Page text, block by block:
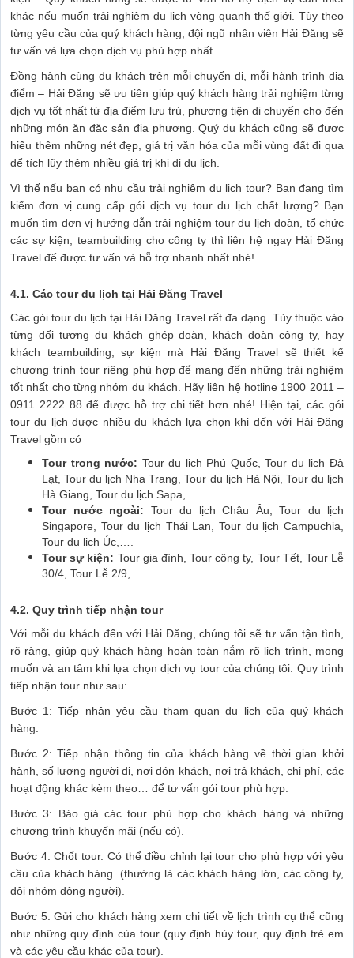
khác nếu muốn trải nghiệm du lịch vòng quanh thế giới. Tùy theo
từng yêu cầu của quý khách hàng, đội ngũ nhân viên Hải Đăng sẽ
tư vấn và lựa chọn dịch vụ phù hợp nhất.
Đồng hành cùng du khách trên mỗi chuyến đi, mỗi hành trình địa
điểm – Hải Đăng sẽ ưu tiên giúp quý khách hàng trải nghiệm từng
dịch vụ tốt nhất từ địa điểm lưu trú, phương tiện di chuyển cho đến
những món ăn đặc sản địa phương. Quý du khách cũng sẽ được
hiểu thêm những nét đẹp, giá trị văn hóa của mỗi vùng đất đi qua
để tích lũy thêm nhiều giá trị khi đi du lịch.
Vì thế nếu bạn có nhu cầu trải nghiệm du lịch tour? Bạn đang tìm
kiếm đơn vị cung cấp gói dịch vụ tour du lịch chất lượng? Bạn
muốn tìm đơn vị hướng dẫn trải nghiệm tour du lịch đoàn, tổ chức
các sự kiện, teambuilding cho công ty thì liên hệ ngay Hải Đăng
Travel để được tư vấn và hỗ trợ nhanh nhất nhé!
4.1. Các tour du lịch tại Hải Đăng Travel
Các gói tour du lịch tại Hải Đăng Travel rất đa dạng. Tùy thuộc vào
từng đối tượng du khách ghép đoàn, khách đoàn công ty, hay
khách teambuilding, sự kiện mà Hải Đăng Travel sẽ thiết kế
chương trình tour riêng phù hợp để mang đến những trải nghiệm
tốt nhất cho từng nhóm du khách. Hãy liên hệ hotline 1900 2011 –
0911 2222 88 để được hỗ trợ chi tiết hơn nhé! Hiện tại, các gói
tour du lịch được nhiều du khách lựa chọn khi đến với Hải Đăng
Travel gồm có
Tour trong nước: Tour du lịch Phú Quốc, Tour du lịch Đà
Lạt, Tour du lịch Nha Trang, Tour du lịch Hà Nội, Tour du lịch
Hà Giang, Tour du lịch Sapa,….
Tour nước ngoài: Tour du lịch Châu Âu, Tour du lịch
Singapore, Tour du lịch Thái Lan, Tour du lịch Campuchia,
Tour du lịch Úc,….
Tour sự kiện: Tour gia đình, Tour công ty, Tour Tết, Tour Lễ
30/4, Tour Lễ 2/9,…
4.2. Quy trình tiếp nhận tour
Với mỗi du khách đến với Hải Đăng, chúng tôi sẽ tư vấn tận tình,
rõ ràng, giúp quý khách hàng hoàn toàn nắm rõ lịch trình, mong
muốn và an tâm khi lựa chọn dịch vụ tour của chúng tôi. Quy trình
tiếp nhận tour như sau:
Bước 1: Tiếp nhận yêu cầu tham quan du lịch của quý khách
hàng.
Bước 2: Tiếp nhận thông tin của khách hàng về thời gian khởi
hành, số lượng người đi, nơi đón khách, nơi trả khách, chi phí, các
hoạt động khác kèm theo… để tư vấn gói tour phù hợp.
Bước 3: Báo giá các tour phù hợp cho khách hàng và những
chương trình khuyến mãi (nếu có).
Bước 4: Chốt tour. Có thể điều chỉnh lại tour cho phù hợp với yêu
cầu của khách hàng. (thường là các khách hàng lớn, các công ty,
đội nhóm đông người).
Bước 5: Gửi cho khách hàng xem chi tiết về lịch trình cụ thể cũng
như những quy định của tour (quy định hủy tour, quy định trẻ em
và các yêu cầu khác của tour).